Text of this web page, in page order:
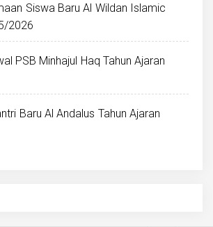
Siswa Baru Al Wildan Islamic
2026
PSB Minhajul Haq Tahun Ajaran
Baru Al Andalus Tahun Ajaran